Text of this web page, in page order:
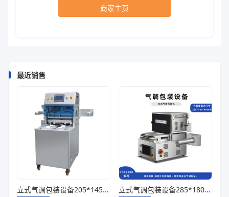
商家主页
最近销售
立式气调包装设备205*145*85一出四 立式气调包装设备285*180*80一出一